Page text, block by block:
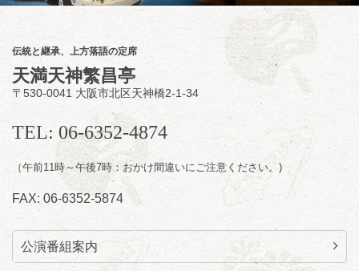
※8月13日発売予定
伝統と継承、上方落語の定席
天満天神繁昌亭
〒530-0041 大阪市北区天神橋2-1-34
TEL: 06-6352-4874
（午前11時～午後7時：おかけ間違いにご注意ください。)
FAX: 06-6352-5874
公演番組案内